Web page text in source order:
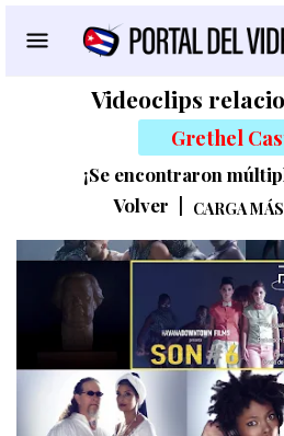
Videoclips
Grethel
¡Se encontraron
Volver
CARGA MÁS